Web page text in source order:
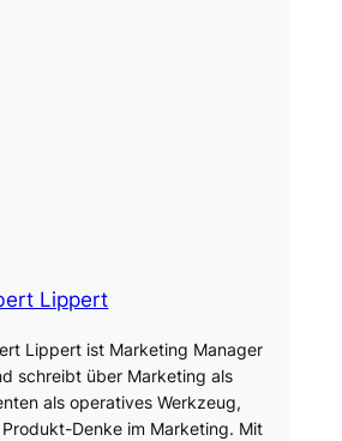
Lippert
Lippert ist Marketing Manager
schreibt über Marketing als
als operatives Werkzeug,
Denke im Marketing. Mit